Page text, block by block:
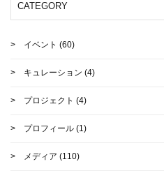
CATEGORY
イベント (60)
キュレーション (4)
プロジェクト (4)
プロフィール (1)
メディア (110)